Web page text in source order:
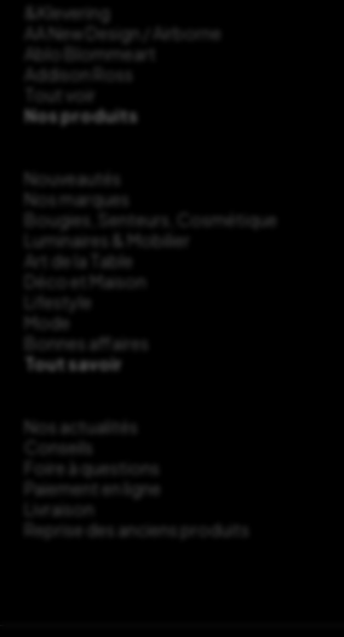
&Klevering
AA New Design / Airborne
Ablo Blommeart
Addison Ross
Tout voir
Nos produits
Nouveautés
Nos marques
Bougies, Senteurs, Cosmétique
Luminaires & Mobilier
Art de la Table
Déco et Maison
Lifestyle
Mode
Bonnes affaires
Tout savoir
Nos actualités
Conseils
Foire à questions
Paiement en ligne
Livraison
Reprise des anciens produits